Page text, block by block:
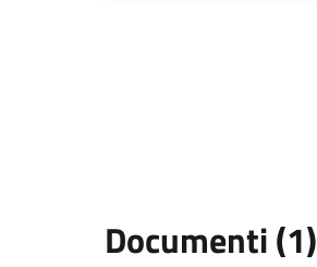
Documenti (1)